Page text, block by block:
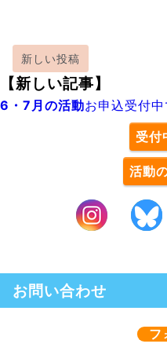
新しい投稿
【新しい記事】
6・7月の活動お申込受付中
受付
活動
お問い合わせ
フ